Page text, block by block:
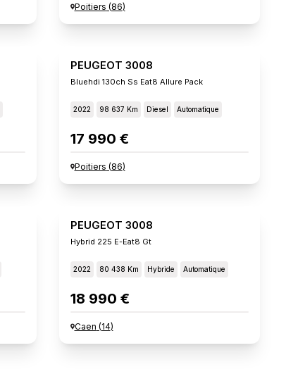
Poitiers (86)
PEUGEOT 3008
Bluehdi 130ch Ss Eat8 Allure Pack
2022 98 637 Km Diesel Automatique
17 990 €
Poitiers (86)
PEUGEOT 3008
Hybrid 225 E-Eat8 Gt
2022 80 438 Km Hybride Automatique
18 990 €
Caen (14)